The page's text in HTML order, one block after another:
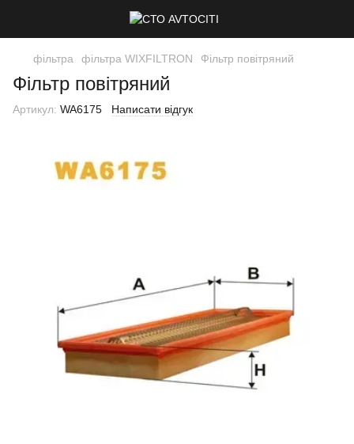
фільтра фільтра WIXFILTRON Фільтр повітряний
Фільтр повітряний
Артикул: WA6175 Написати відгук